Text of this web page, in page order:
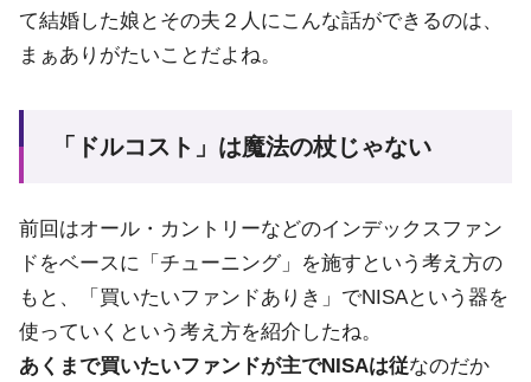
て結婚した娘とその夫２人にこんな話ができるのは、
まぁありがたいことだよね。
「ドルコスト」は魔法の杖じゃない
前回はオール・カントリーなどのインデックスファン
ドをベースに「チューニング」を施すという考え方の
もと、「買いたいファンドありき」でNISAという器を
使っていくという考え方を紹介したね。
あくまで買いたいファンドが主でNISAは従なのだか